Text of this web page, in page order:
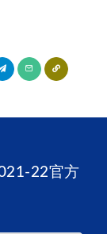
22官方